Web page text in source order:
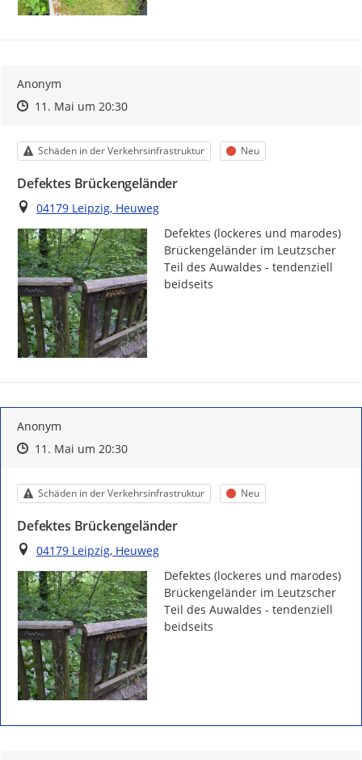
Anonym
Zeitpunkt des Erstellens
Zeitpunkt des Erstellens
11. Mai um 20:30Zur Äußerung
Kategorie
Schäden in der Verkehrsinfrastruktur Status
Neu
Defektes Brückengeländer
Ort
04179 Leipzig, Heuweg
Defektes (lockeres und marodes)
Brückengeländer im Leutzscher
Teil des Auwaldes - tendenziell
beidseits
Anonym
Zeitpunkt des Erstellens
Zeitpunkt des Erstellens
11. Mai um 20:30Zur Äußerung
Kategorie
Schäden in der Verkehrsinfrastruktur Status
Neu
Defektes Brückengeländer
Ort
04179 Leipzig, Heuweg
Defektes (lockeres und marodes)
Brückengeländer im Leutzscher
Teil des Auwaldes - tendenziell
beidseits